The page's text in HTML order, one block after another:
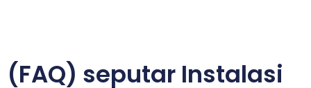
(FAQ) seputar Instalasi